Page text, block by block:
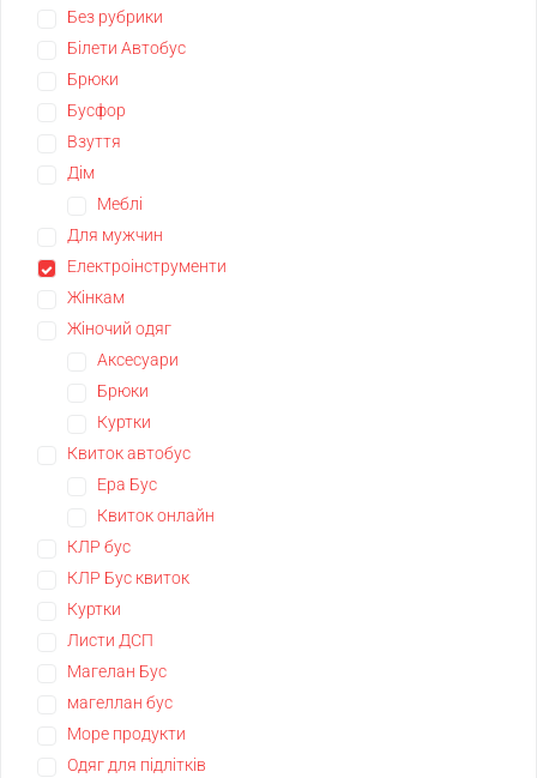
Без рубрики
Білети Автобус
Брюки
Бусфор
Взуття
Дім
Меблі
Для мужчин
Електроінструменти
Жінкам
Жіночий одяг
Аксесуари
Брюки
Куртки
Квиток автобус
Ера Бус
Квиток онлайн
КЛР бус
КЛР Бус квиток
Куртки
Листи ДСП
Магелан Бус
магеллан бус
Море продукти
Одяг для підлітків